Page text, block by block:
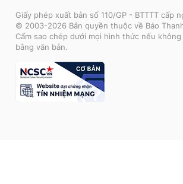
Giấy phép xuất bản số 110/GP - BTTTT cấp
© 2003-2026 Bản quyền thuộc về Báo
Cấm sao chép dưới mọi hình thức nếu
bằng văn bản.